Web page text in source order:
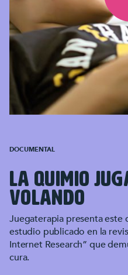
DOCUMENTAL
LA QUIMIO
VOLANDO
Juegaterapia presenta este
estudio publicado en la
Internet Research” que
cura.